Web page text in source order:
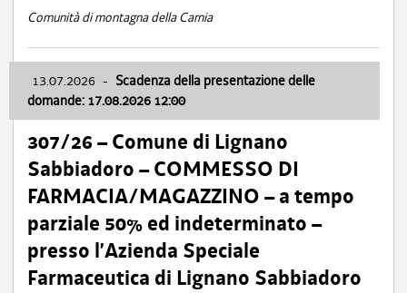
Comunità di montagna della Carnia
13.07.2026 - Scadenza della presentazione delle
domande: 17.08.2026 12:00
307/26 – Comune di Lignano
Sabbiadoro – COMMESSO DI
FARMACIA/MAGAZZINO – a tempo
parziale 50% ed indeterminato –
presso l’Azienda Speciale
Farmaceutica di Lignano Sabbiadoro